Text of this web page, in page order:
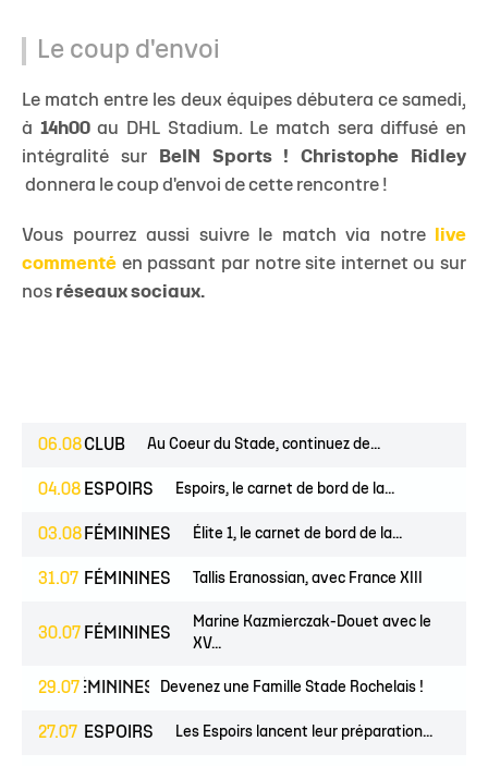
Le coup d'envoi
Le match entre les deux équipes débutera ce samedi,
à 14h00au DHL Stadium. Le match sera diffusé en
intégralité sur
BeIN Sports ! Christophe Ridley​
donnera le coup d'envoi de cette rencontre !
Vous pourrez aussi suivre le match via notre
live
commenté en passant par notre site internet ou sur
nos réseaux sociaux.
06.08CLUB Au Coeur du Stade, continuez de...
04.08 ESPOIRS Espoirs, le carnet de bord de la...
03.08 FÉMININES Élite 1, le carnet de bord de la...
31.07 FÉMININES Tallis Eranossian, avec France XIII
30.07 FÉMININES
Marine Kazmierczak-Douet avec le
XV...
29.07
FÉMININES CLUBDevenez une Famille Stade Rochelais !
27.07 ESPOIRS Les Espoirs lancent leur préparation...